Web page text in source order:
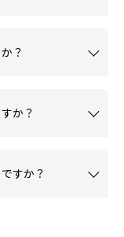
？
か？
すか？